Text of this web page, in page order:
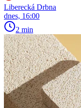
Liberecká Drbna
dnes, 16:00
2 min